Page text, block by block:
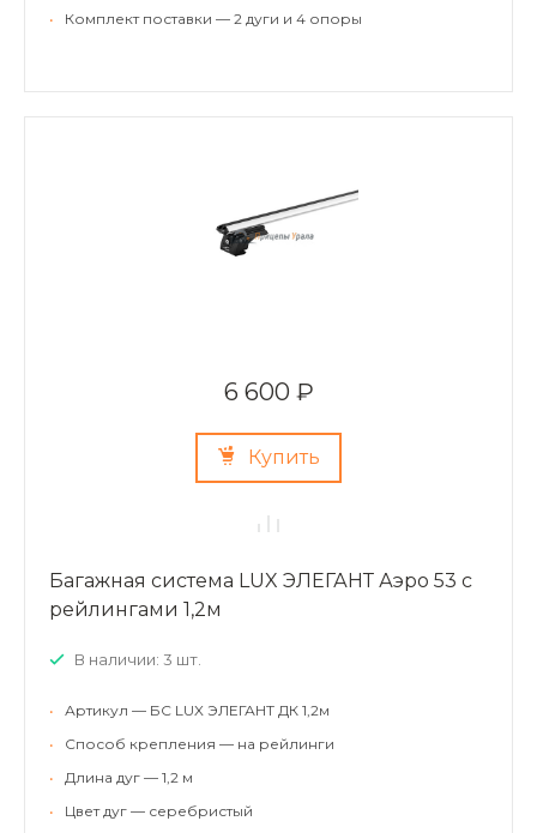
•
Комплект поставки — 2 дуги и 4 опоры
6 600 ₽
Купить
Багажная система LUX ЭЛЕГАНТ Аэро 53 с
рейлингами 1,2м
В наличии: 3 шт.
•
Артикул — БС LUX ЭЛЕГАНТ ДК 1,2м
•
Способ крепления — на рейлинги
•
Длина дуг — 1,2 м
•
Цвет дуг — серебристый